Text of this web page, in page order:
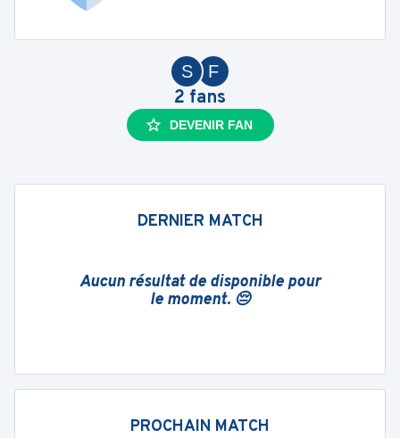
F
S
2 fans
DEVENIR FAN
DERNIER MATCH
Aucun résultat de disponible pour
le moment. 😔
PROCHAIN MATCH